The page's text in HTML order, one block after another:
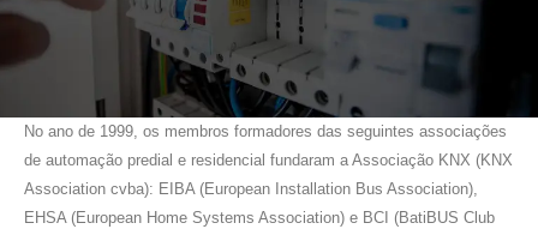
No ano de 1999, os membros formadores das seguintes associações
de automação predial e residencial fundaram a Associação KNX (KNX
Association cvba): EIBA (European Installation Bus Association),
EHSA (European Home Systems Association) e BCI (BatiBUS Club